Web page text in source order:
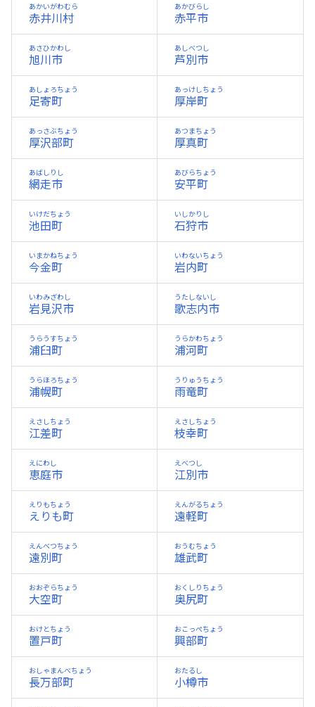
赤井川村
あかいがわむら
赤平市
あかびらし
旭川市
あさひかわし
芦別市
あしべつし
足寄町
あしょろちょう
厚岸町
あっけしちょう
厚沢部町
あっさぶちょう
厚真町
あつまちょう
網走市
あばしりし
安平町
あびらちょう
池田町
いけだちょう
石狩市
いしかりし
今金町
いまかねちょう
岩内町
いわないちょう
岩見沢市
いわみざわし
歌志内市
うたしないし
浦臼町
うらうすちょう
浦河町
うらかわちょう
浦幌町
うらほろちょう
雨竜町
うりゅうちょう
江差町
えさしちょう
枝幸町
えさしちょう
恵庭市
えにわし
江別市
えべつし
えりも町
えりもちょう
遠軽町
えんがるちょう
遠別町
えんべつちょう
雄武町
おうむちょう
大空町
おおぞらちょう
奥尻町
おくしりちょう
置戸町
おけとちょう
興部町
おこっぺちょう
長万部町
おしゃまんべちょう
小樽市
おたるし